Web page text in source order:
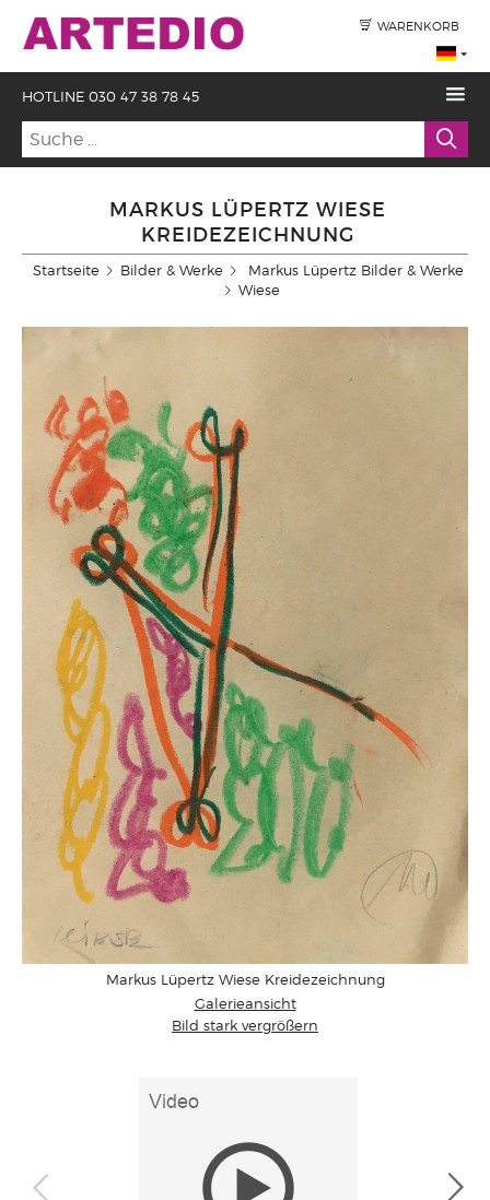
WARENKORB
HOTLINE 030 47 38 78 45
MARKUS LÜPERTZ WIESE
KREIDEZEICHNUNG
Startseite Bilder & Werke
Markus Lüpertz Bilder & Werke
Wiese
Markus Lüpertz Wiese Kreidezeichnung
Galerieansicht
Bild stark vergrößern